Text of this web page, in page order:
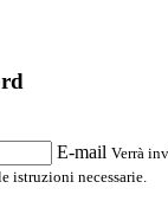
E-mail Verrà
istruzioni necessarie.